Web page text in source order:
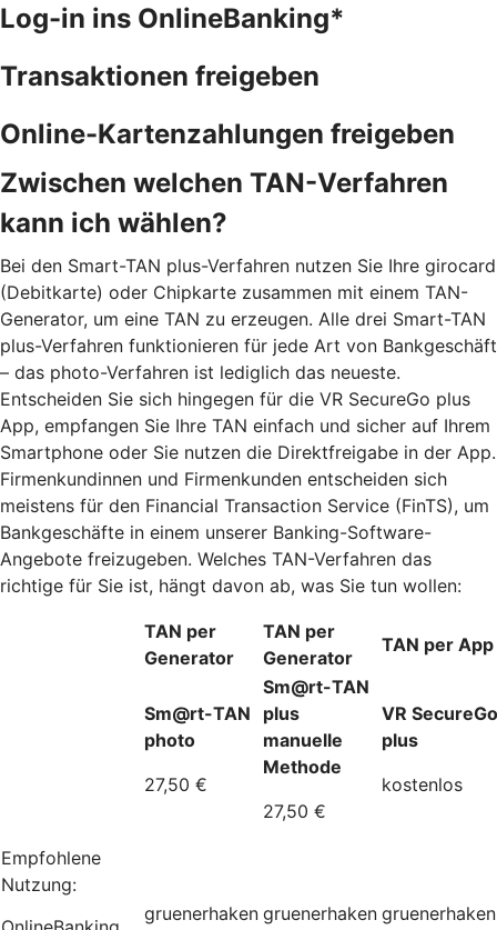
Log-in ins OnlineBanking*
Transaktionen freigeben
Online-Kartenzahlungen freigeben
Zwischen welchen TAN-Verfahren
kann ich wählen?
Bei den Smart-TAN plus-Verfahren nutzen Sie Ihre girocard
(Debitkarte) oder Chipkarte zusammen mit einem TAN-
Generator, um eine TAN zu erzeugen. Alle drei Smart-TAN
plus-Verfahren funktionieren für jede Art von Bankgeschäft
– das photo-Verfahren ist lediglich das neueste.
Entscheiden Sie sich hingegen für die VR SecureGo plus
App, empfangen Sie Ihre TAN einfach und sicher auf Ihrem
Smartphone oder Sie nutzen die Direktfreigabe in der App.
Firmenkundinnen und Firmenkunden entscheiden sich
meistens für den Financial Transaction Service (FinTS), um
Bankgeschäfte in einem unserer Banking-Software-
Angebote freizugeben. Welches TAN-Verfahren das
richtige für Sie ist, hängt davon ab, was Sie tun wollen:
TAN per
Generator
TAN per
Generator
TAN per App
Sm@rt-TAN
photo
27,50 €
Sm@rt-TAN
plus
manuelle
Methode
27,50 €
VR SecureGo
plus
kostenlos
Empfohlene
Nutzung:
gruenerhaken gruenerhaken gruenerhaken